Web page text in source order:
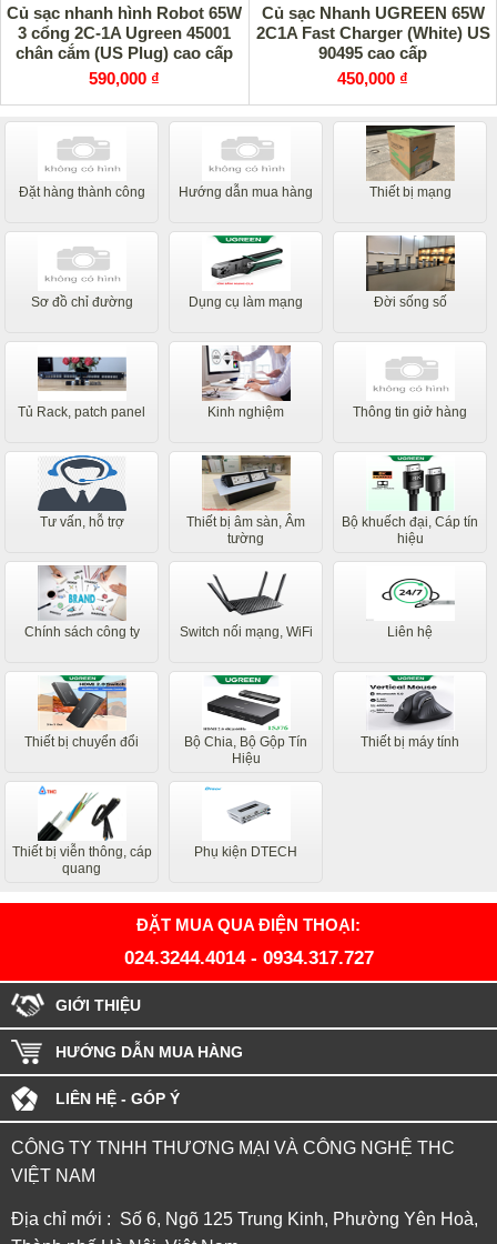
Củ sạc nhanh hình Robot 65W
3 cổng 2C-1A Ugreen 45001
chân cắm (US Plug) cao cấp
590,000 ₫
Củ sạc Nhanh UGREEN 65W
2C1A Fast Charger (White) US
90495 cao cấp
450,000 ₫
Đặt hàng thành công Hướng dẫn mua hàng Thiết bị mạng
Sơ đồ chỉ đường Dụng cụ làm mạng Đời sống số
Tủ Rack, patch panel Kinh nghiệm Thông tin giở hàng
Tư vấn, hỗ trợ
Thiết bị âm sàn, Âm
tường
Bộ khuếch đại, Cáp tín
hiệu
Chính sách công ty Switch nối mạng, WiFi Liên hệ
Thiết bị chuyển đổi
Bộ Chia, Bộ Gộp Tín
Hiệu
Thiết bị máy tính
Thiết bị viễn thông, cáp
quang
Phụ kiện DTECH
ĐẶT MUA QUA ĐIỆN THOẠI:
024.3244.4014- 0934.317.727
GIỚI THIỆU
HƯỚNG DẪN MUA HÀNG
LIÊN HỆ - GÓP Ý
CÔNG TY TNHH THƯƠNG MẠI VÀ CÔNG NGHỆ THC
VIỆT NAM
Địa chỉ mới : Số 6, Ngõ 125 Trung Kinh, Phường Yên Hoà,